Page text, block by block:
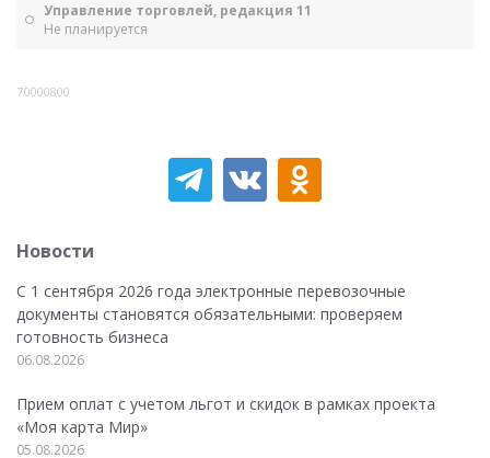
Управление торговлей, редакция 11
Не планируется
70000800
Новости
С 1 сентября 2026 года электронные перевозочные
документы становятся обязательными: проверяем
готовность бизнеса
06.08.2026
Прием оплат с учетом льгот и скидок в рамках проекта
«Моя карта Мир»
05.08.2026